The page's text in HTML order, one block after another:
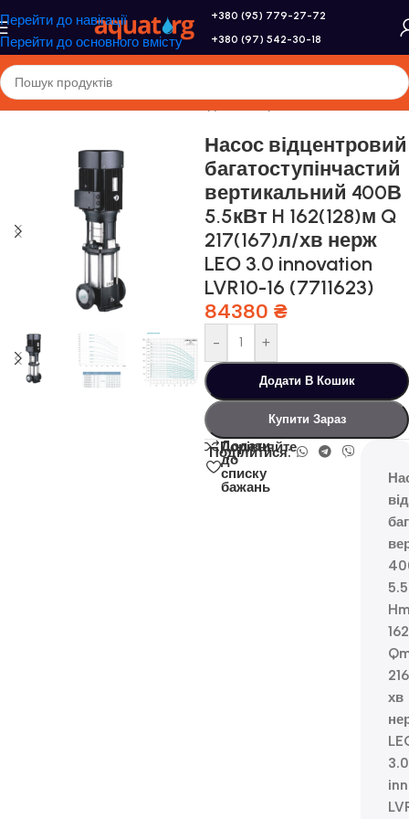
Перейти до навігації
Перейти до основного вмісту
+380 (95) 779-27-72
+380 (97) 542-30-18
Головна/Насоси та насосне обладнання/Промислові насоси
Насос відцентровий
багатоступінчастий
вертикальний 400В
5.5кВт H 162(128)м Q
217(167)л/хв нерж
LEO 3.0 innovation
LVR10-16 (7711623)
84380 ₴
- +
Додати В Кошик
Купити Зараз
Порівняйте
Додати
до
списку
бажань
Поділитися:
хв
3.0